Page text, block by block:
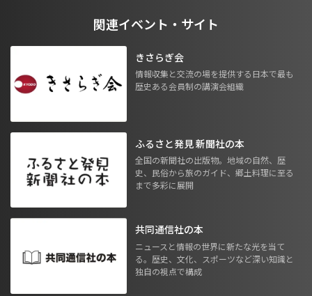
関連イベント・サイト
きさらぎ会
情報収集と交流の場を提供する日本で最も
歴史ある会員制の講演会組織
ふるさと発見 新聞社の本
全国の新聞社の出版物。地域の自然、歴
史、民俗から旅のガイド、郷土料理に至る
まで多彩に展開
共同通信社の本
ニュースと情報の世界に新たな光を当て
る。歴史、文化、スポーツなど深い知識と
独自の視点で構成